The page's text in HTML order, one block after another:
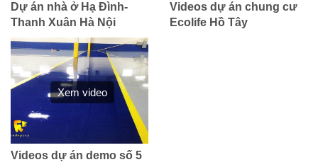
Dự án nhà ở Hạ Đình-
Thanh Xuân Hà Nội
Videos dự án chung cư
Ecolife Hồ Tây
Xem video
Videos dự án demo số 5